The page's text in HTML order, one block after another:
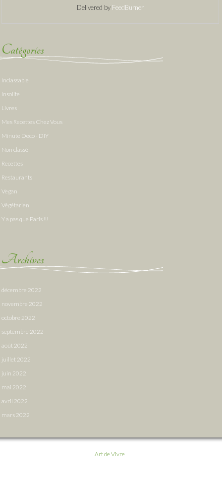
Delivered by FeedBurner
Catégories
Inclassable
Insolite
Livres
Mes Recettes Chez Vous
Minute Deco - DIY
Non classé
Recettes
Restaurants
Vegan
Végétarien
Y a pas que Paris !!!
Archives
décembre 2022
novembre 2022
octobre 2022
septembre 2022
août 2022
juillet 2022
juin 2022
mai 2022
avril 2022
mars 2022
Art de Vivre